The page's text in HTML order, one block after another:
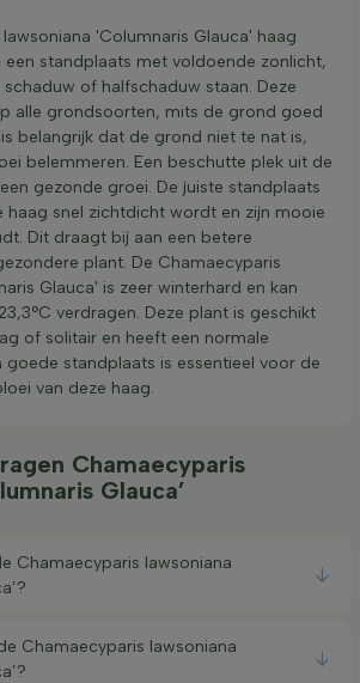
'Columnaris Glauca' haag
standplaats met voldoende zonlicht,
of halfschaduw staan. Deze
alle grondsoorten, mits de grond goed
belangrijk dat de grond niet te nat is,
belemmeren. Een beschutte plek uit de
gezonde groei. De juiste standplaats
snel zichtdicht wordt en zijn mooie
Dit draagt bij aan een betere
plant. De Chamaecyparis
Glauca' is zeer winterhard en kan
verdragen. Deze plant is geschikt
of solitair en heeft een normale
goede standplaats is essentieel voor de
van deze haag.
Chamaecyparis
Glauca’
Chamaecyparis lawsoniana
Chamaecyparis lawsoniana